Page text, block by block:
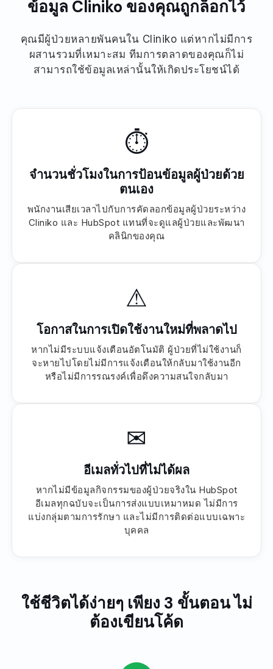
ข้อมูล Cliniko ของคุณถูกล็อกไว้
คุณมีผู้ป่วยหลายพันคนใน Cliniko แต่หากไม่มีการ
ผสานรวมที่เหมาะสม ทีมการตลาดของคุณก็ไม่
สามารถใช้ข้อมูลเหล่านั้นให้เกิดประโยชน์ได้
⏱
จำนวนชั่วโมงในการป้อนข้อมูลผู้ป่วยด้วย
ตนเอง
พนักงานเสียเวลาไปกับการคัดลอกข้อมูลผู้ป่วยระหว่าง
Cliniko และ HubSpot แทนที่จะดูแลผู้ป่วยและพัฒนา
คลินิกของคุณ
⚠
โอกาสในการเปิดใช้งานใหม่ที่พลาดไป
หากไม่มีระบบแจ้งเตือนอัตโนมัติ ผู้ป่วยที่ไม่ใช้งานก็
จะหายไปโดยไม่มีการแจ้งเตือนให้กลับมาใช้งานอีก
หรือไม่มีการรณรงค์เพื่อดึงความสนใจกลับมา
✉
อีเมลทั่วไปที่ไม่ได้ผล
หากไม่มีข้อมูลกิจกรรมของผู้ป่วยจริงใน HubSpot
อีเมลทุกฉบับจะเป็นการส่งแบบเหมาหมด ไม่มีการ
แบ่งกลุ่มตามการรักษา และไม่มีการติดต่อแบบเฉพาะ
บุคคล
ใช้ชีวิตได้ง่ายๆ เพียง 3 ขั้นตอน ไม่
ต้องเขียนโค้ด